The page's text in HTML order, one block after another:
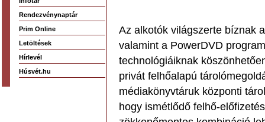
Rendezvénynaptár
Prim Online
Letöltések
Hírlevél
Húsvét.hu
Az alkotók világszerte bíznak
valamint a PowerDVD
technológiáiknak
privát felhőalapú
médiakönyvtáruk központi
hogy ismétlődő felhő-